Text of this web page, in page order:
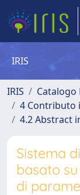
IRIS
IRIS
Catalogo
4 Contributo
4.2 Abstract
Sistema
basato
di